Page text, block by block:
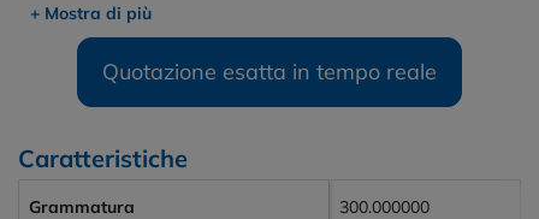
+ Mostra di più
Quotazione esatta in tempo reale
Caratteristiche
Grammatura 300.000000